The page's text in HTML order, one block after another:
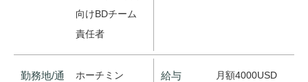
向けBDチーム
責任者
勤務地/通
ホーチミン 給与
月額4000USD